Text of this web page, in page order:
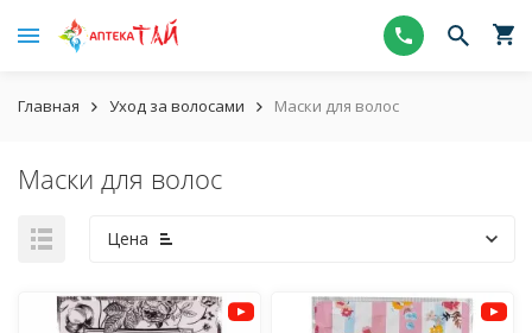
Главная Уход за волосами Маски для волос
Маски для волос
Цена